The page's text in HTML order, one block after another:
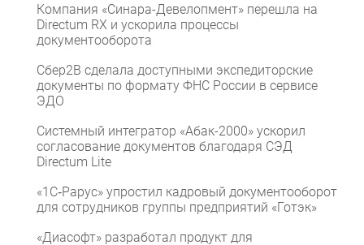
Компания «Синара-Девелопмент» перешла на
Directum RX и ускорила процессы
документооборота
Сбер2B сделала доступными экспедиторские
документы по формату ФНС России в сервисе
ЭДО
Системный интегратор «Абак-2000» ускорил
согласование документов благодаря СЭД
Directum Lite
«1С‑Рарус» упростил кадровый документооборот
для сотрудников группы предприятий «Готэк»
«Диасофт» разработал продукт для